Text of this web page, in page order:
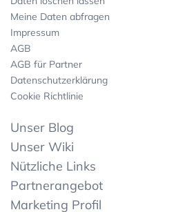
Meine Daten abfragen
Impressum
AGB
AGB für Partner
Datenschutzerklärung
Cookie Richtlinie
Unser Blog
Unser Wiki
Nützliche Links
Partnerangebot
Marketing Profil